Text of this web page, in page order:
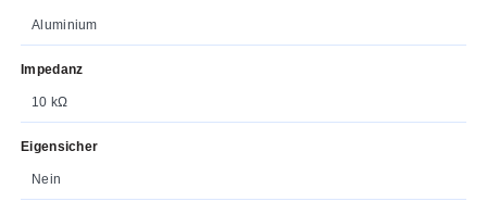
Aluminium
Impedanz
10 kΩ
Eigensicher
Nein